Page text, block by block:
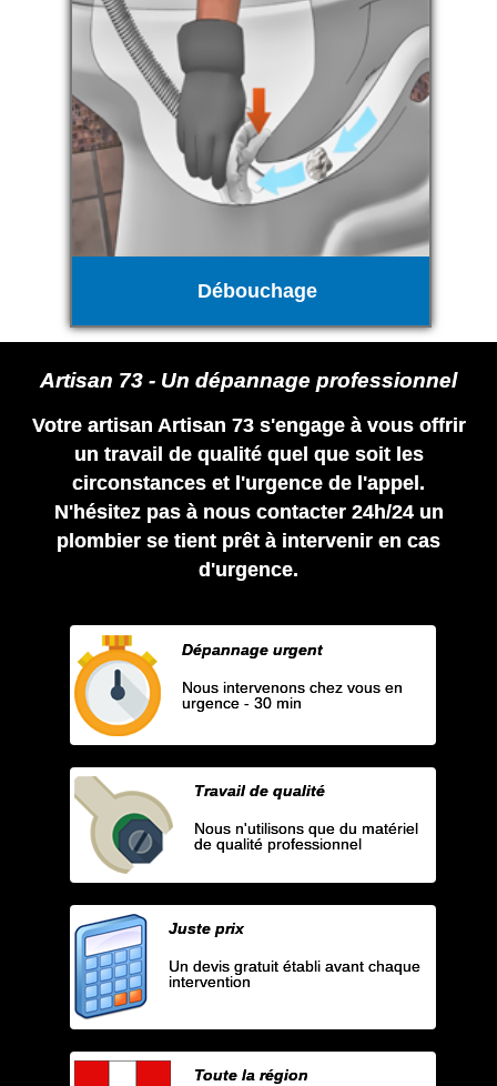
Débouchage
Artisan 73 - Un dépannage professionnel
Votre artisan Artisan 73 s'engage à vous offrir
un travail de qualité quel que soit les
circonstances et l'urgence de l'appel.
N'hésitez pas à nous contacter 24h/24 un
plombier se tient prêt à intervenir en cas
d'urgence.
Dépannage urgent
Nous intervenons chez vous en
urgence - 30 min
Travail de qualité
Nous n'utilisons que du matériel
de qualité professionnel
Juste prix
Un devis gratuit établi avant chaque
intervention
Toute la région